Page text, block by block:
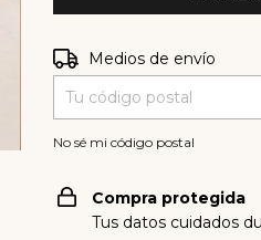
Entregas para el CP:
Medios de envío
No sé mi código postal
Compra protegida
Tus datos cuidados